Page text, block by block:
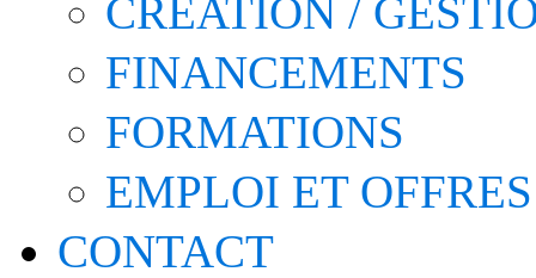
CRÉATION /
FINANCEMENTS
FORMATIONS
EMPLOI ET
CONTACT